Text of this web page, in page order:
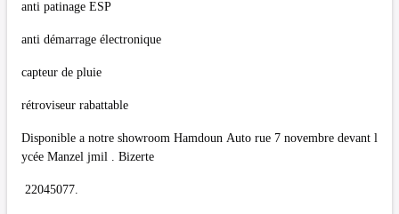
anti patinage ESP
anti démarrage électronique
capteur de pluie
rétroviseur rabattable
Disponible a notre showroom Hamdoun Auto rue 7 novembre devant l
ycée Manzel jmil . Bizerte
22045077.